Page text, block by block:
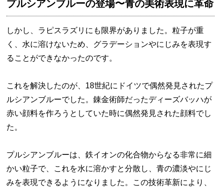
プルシアンブルーの登場〜青の美術表現に革命
しかし、ラピスラズリにも限界がありました。粒子が重
く、水に溶けないため、グラデーションやにじみを表現す
ることができなかったのです。
これを解決したのが、18世紀にドイツで偶然発見されたプ
ルシアンブルーでした。錬金術師だったディーズバッハが
赤い顔料を作ろうとしていた時に偶然発見された顔料でし
た。
プルシアンブルーは、鉄イオンの化合物からなる非常に細
かい粒子で、これを水に溶かすと分散し、青の濃淡やにじ
みを表現できるようになりました。この技術革新により、